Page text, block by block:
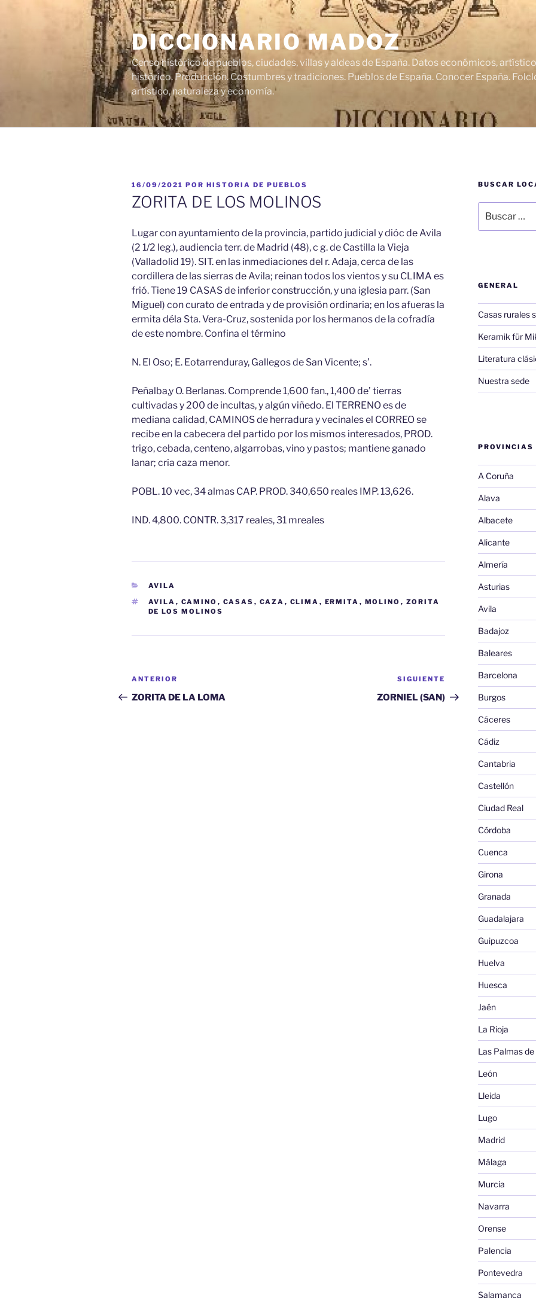
DICCIONARIO MADOZ
Censo histórico de pueblos, ciudades, villas y aldeas de España. Datos económicos,
histórico. Producción. Costumbres y tradiciones. Pueblos de España. Conocer España.
artístico, naturaleza y economía.
PUBLICADO
EL
16/09/2021 POR HISTORIA DE PUEBLOS
ZORITA DE LOS MOLINOS
Lugar con ayuntamiento de la provincia, partido judicial y dióc de Avila
(2 1/2 leg.), audiencia terr. de Madrid (48), c g. de Castilla la Vieja
(Valladolid 19). SIT. en las inmediaciones del r. Adaja, cerca de las
cordillera de las sierras de Avila; reinan todos los vientos y su CLIMA es
frió. Tiene 19 CASAS de inferior construcción, y una iglesia parr. (San
Miguel) con curato de entrada y de provisión ordinaria; en los afueras la
ermita déla Sta. Vera-Cruz, sostenida por los hermanos de la cofradía
de este nombre. Confina el término
N. El Oso; E. Eotarrenduray, Gallegos de San Vicente; s’.
Peñalba,y O. Berlanas. Comprende 1,600 fan., 1,400 de’ tierras
cultivadas y 200 de incultas, y algún viñedo. El TERRENO es de
mediana calidad, CAMINOS de herradura y vecinales el CORREO se
recibe en la cabecera del partido por los mismos interesados, PROD.
trigo, cebada, centeno, algarrobas, vino y pastos; mantiene ganado
lanar; cria caza menor.
POBL. 10 vec, 34 almas CAP. PROD. 340,650 reales IMP. 13,626.
IND. 4,800. CONTR. 3,317 reales, 31 mreales
CATEGORÍAS
AVILA
ETIQUETAS
AVILA , CAMINO , CASAS , CAZA , CLIMA , ERMITA , MOLINO , ZORITA
DE LOS MOLINOS
Navegación
de
Entrada
anterior:
ANTERIOR
ZORITA DE LA LOMA
Siguiente
entrada
SIGUIENTE
ZORNIEL (SAN)
BUSCAR
por:
GENERAL
Casas rurales
Keramik für
Literatura
Nuestra sede
PROVINCIAS
A Coruña
Alava
Albacete
Alicante
Almería
Asturias
Avila
Badajoz
Baleares
Barcelona
Burgos
Cáceres
Cádiz
Cantabria
Castellón
Ciudad Real
Córdoba
Cuenca
Girona
Granada
Guadalajara
Guipuzcoa
Huelva
Huesca
Jaén
La Rioja
Las Palmas
León
Lleida
Lugo
Madrid
Málaga
Murcia
Navarra
Orense
Palencia
Pontevedra
Salamanca